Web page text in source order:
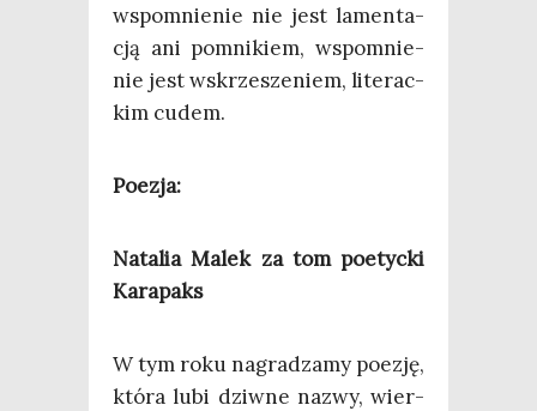
wspo­mnie­nie nie jest lamen­ta­
cją ani pomni­kiem, wspo­mnie­
nie jest wskrze­sze­niem, lite­rac­
kim cudem.
Poezja:
Nata­lia Malek za tom poetyc­ki
Karapaks
W tym roku nagra­dza­my poezję,
któ­ra lubi dziw­ne nazwy, wier­